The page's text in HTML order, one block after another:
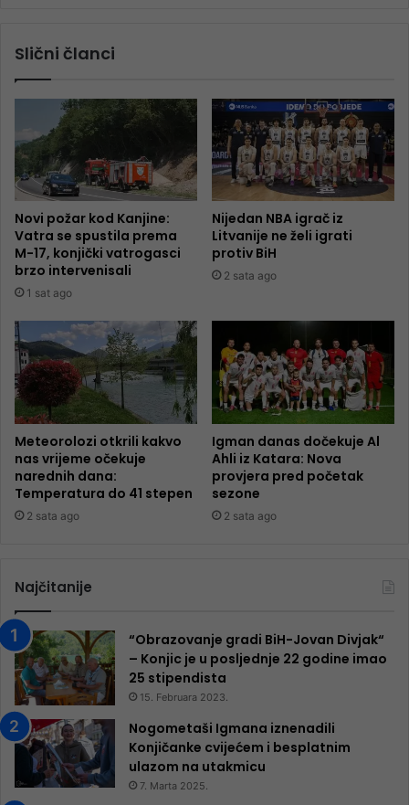
Slični članci
Novi požar kod Kanjine:
Vatra se spustila prema
M-17, konjički vatrogasci
brzo intervenisali
1 sat ago
Nijedan NBA igrač iz
Litvanije ne želi igrati
protiv BiH
2 sata ago
Meteorolozi otkrili kakvo
nas vrijeme očekuje
narednih dana:
Temperatura do 41 stepen
2 sata ago
Igman danas dočekuje Al
Ahli iz Katara: Nova
provjera pred početak
sezone
2 sata ago
Najčitanije
“Obrazovanje gradi BiH-Jovan Divjak“
– Konjic je u posljednje 22 godine imao
25 ​​stipendista
15. Februara 2023.
Nogometaši Igmana iznenadili
Konjičanke cvijećem i besplatnim
ulazom na utakmicu
7. Marta 2025.